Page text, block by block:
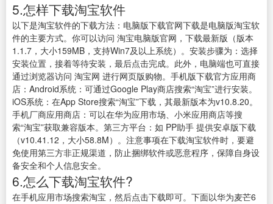
5.怎样下载淘宝软件
以下是淘宝软件的下载方法：电脑版下载官网下载是电脑版淘宝软
件的主要方式。你可以访问 淘宝电脑版官网，下载最新版（版本
1.1.7，大小159MB，支持Win7及以上系统）。安装步骤为：选择
安装位置，接着等待安装，最后点击完成。此外，电脑端也可直接
通过浏览器访问 淘宝网 进行网页版购物。手机版下载官方应用商
店：Android系统：可通过Google Play商店搜索“淘宝”进行安装。
iOS系统：在App Store搜索“淘宝”下载，其最新版本为v10.8.20。
手机厂商应用商店：可以在华为应用市场、小米应用商店等搜
索“淘宝”获取兼容版本。第三方平台：如 PP助手 提供安卓版下载
（v10.41.12，大小58.8M）。注意事项在下载淘宝软件时，要避
免使用第三方非正规渠道，防止捆绑软件或恶意程序，保障自身设
备安全和个人信息安全。
6.怎么下载淘宝软件?
在手机应用市场搜索淘宝，然后点击下载即可。下面以华为麦芒6